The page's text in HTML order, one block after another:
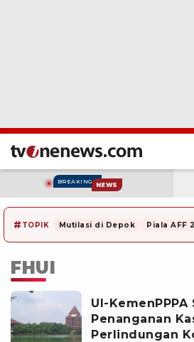
BREAKING NEWS
# TOPIK Mutilasi di Depok Piala AFF
FHUI
UI-KemenPPPA
Penanganan
Perlindungan